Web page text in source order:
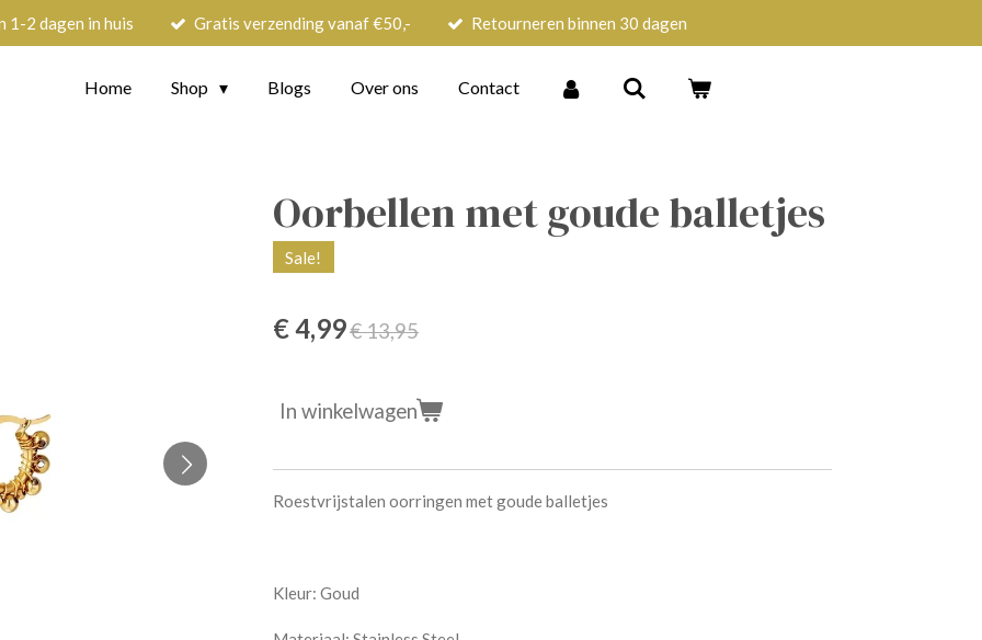
1-2 dagen in huis Gratis verzending vanaf €50,- Retourneren binnen 30 dagen
Home Shop Blogs Over ons Contact
Oorbellen met goude balletjes
Sale!
€ 4,99€ 13,95
In winkelwagen
Roestvrijstalen oorringen met goude balletjes
Kleur: Goud